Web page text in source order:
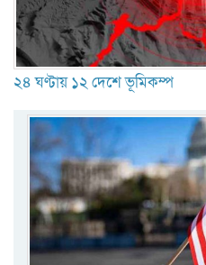
২৪ ঘণ্টায় ১২ দেশে ভূমিকম্প